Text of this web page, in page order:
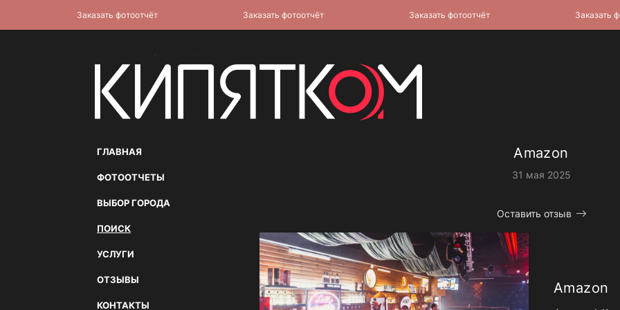
ГЛАВНАЯ
ФОТООТЧЕТЫ
ВЫБОР ГОРОДА
ПОИСК
УСЛУГИ
ОТЗЫВЫ
КОНТАКТЫ
Amazon
31 мая 2025
Оставить отзыв
Amazon
Заказать фотоотчёт Заказать фотоотчёт Заказать фотоотчёт Заказать